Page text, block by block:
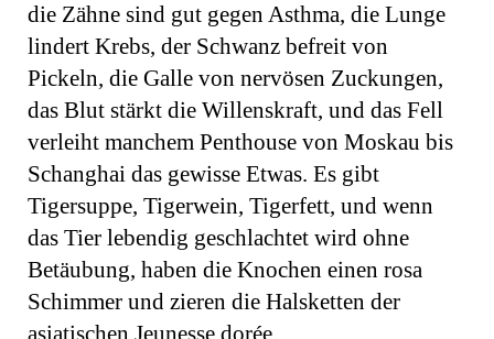
die Zähne sind gut gegen Asthma, die Lunge
lin­dert Krebs, der Schwanz befreit von
Pickeln, die Galle von nervösen Zuckungen,
das Blut stärkt die Willenskraft, und das Fell
verleiht manchem Penthouse von Moskau bis
Schanghai das gewisse Etwas. Es gibt
Tigersuppe, Tigerwein, Tigerfett, und wenn
das Tier lebendig geschlachtet wird ohne
Betäubung, haben die Knochen einen rosa
Schimmer und zieren die Halsketten der
asiatischen Jeunesse dorée.